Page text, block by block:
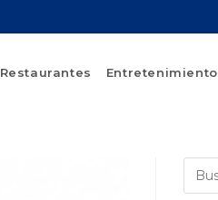
Restaurantes Entretenimiento